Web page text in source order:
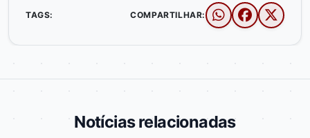
TAGS: COMPARTILHAR:
Notícias relacionadas